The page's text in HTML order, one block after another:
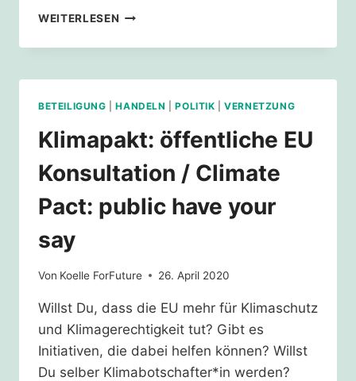
WEITERLESEN 21ST
JUNE
EU-
CLIMATETARGETS
WALKTHROUGH
BETEILIGUNG |HANDELN |POLITIK |VERNETZUNG
Klimapakt: öffentliche EU
Konsultation / Climate
Pact: public have your
say
Von Koelle ForFuture 26. April 2020
Willst Du, dass die EU mehr für Klimaschutz
und Klimagerechtigkeit tut? Gibt es
Initiativen, die dabei helfen können? Willst
Du selber Klimabotschafter*in werden?